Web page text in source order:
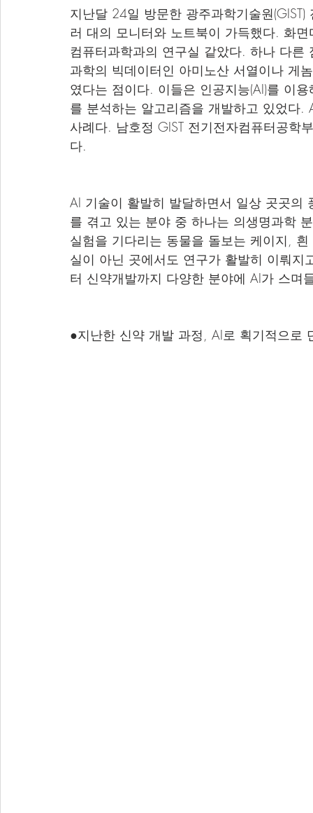
지난달 24일 방문한 광주과학기술원
러 대의 모니터와 노트북이 가득했다. 화
컴퓨터과학과의 연구실 같았다. 하나 다
과학의 빅데이터인 아미노산 서열이나 게
였다는 점이다. 이들은 인공지능(AI)를 이
를 분석하는 알고리즘을 개발하고 있었다
사례다. 남호정 GIST 전기전자컴퓨터공학
다.
AI 기술이 활발히 발달하면서 일상 곳곳
를 겪고 있는 분야 중 하나는 의생명과학
실험을 기다리는 동물을 돌보는 케이지,
실이 아닌 곳에서도 연구가 활발히 이뤄
터 신약개발까지 다양한 분야에 AI가 스며
●지난한 신약 개발 과정, AI로 획기적으로